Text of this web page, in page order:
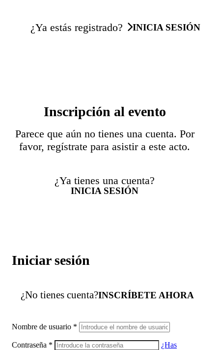
¿Ya estás registrado? INICIA SESIÓN
Inscripción al evento
Parece que aún no tienes una cuenta. Por
favor, regístrate para asistir a este acto.
¿Ya tienes una cuenta?
INICIA SESIÓN
Iniciar sesión
¿No tienes cuenta?INSCRÍBETE AHORA
Nombre de usuario *
Contraseña *
¿Has